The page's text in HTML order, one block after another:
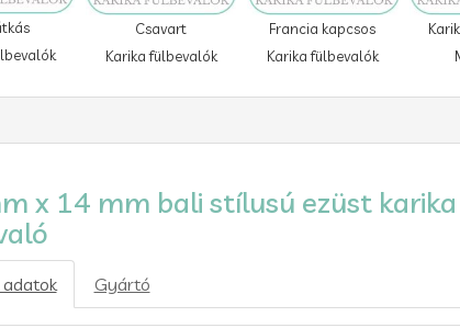
Csavart
Karika fülbevalók
Francia kapcsos
Karika fülbevalók
x 14 mm bali stílusú ezüst karika
Gyártó